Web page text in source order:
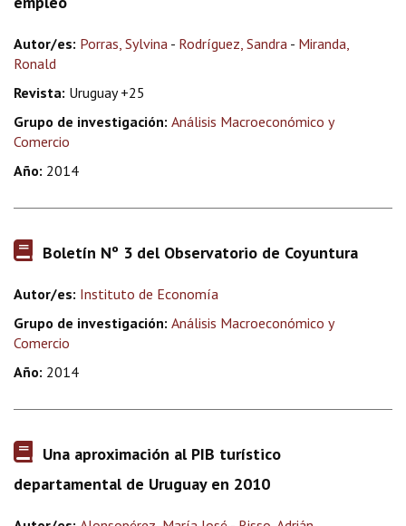
Autor/es: Porras, Sylvina - Rodríguez, Sandra - Miranda,
Ronald
Revista: Uruguay +25
Grupo de investigación: Análisis Macroeconómico y
Comercio
Año: 2014
Boletín Nº 3 del Observatorio de Coyuntura
Autor/es: Instituto de Economía
Grupo de investigación: Análisis Macroeconómico y
Comercio
Año: 2014
Una aproximación al PIB turístico
departamental de Uruguay en 2010